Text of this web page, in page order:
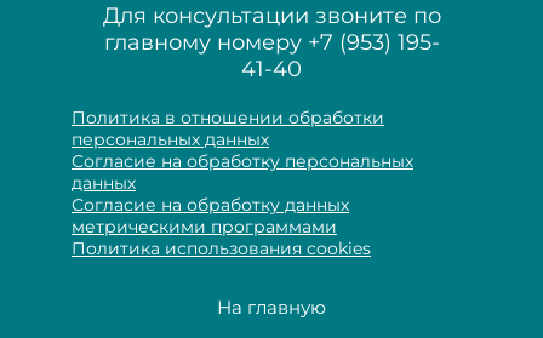
Для консультации звоните по
главному номеру +7 (953) 195-
41-40
Политика в отношении обработки
персональных данных
Согласие на обработку персональных
данных
Согласие на обработку данных
метрическими программами
Политика использования cookies
На главную